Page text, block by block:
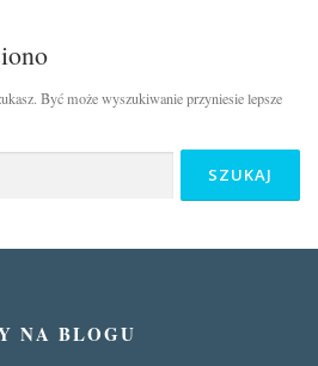
Być może wyszukiwanie przyniesie lepsze
NA BLOGU